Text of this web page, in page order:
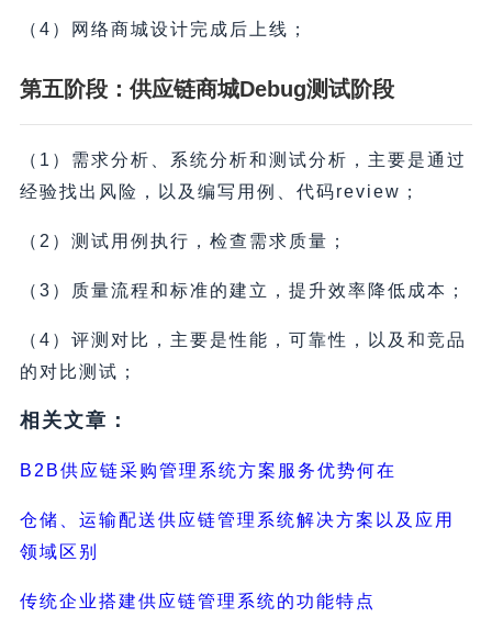
（4）网络商城设计完成后上线；
第五阶段：供应链商城Debug测试阶段
（1）需求分析、系统分析和测试分析，主要是通过
经验找出风险，以及编写用例、代码review；
（2）测试用例执行，检查需求质量；
（3）质量流程和标准的建立，提升效率降低成本；
（4）评测对比，主要是性能，可靠性，以及和竞品
的对比测试；
相关文章：
B2B供应链采购管理系统方案服务优势何在
仓储、运输配送供应链管理系统解决方案以及应用
领域区别
传统企业搭建供应链管理系统的功能特点